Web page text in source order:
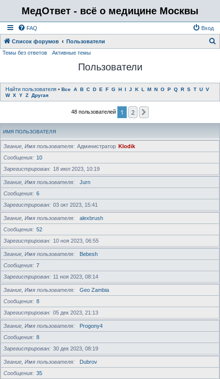
МедОтвет - всё о медицине Москвы
FAQ Вход
Список форумов Пользователи
Темы без ответов Активные темы
Пользователи
Найти пользователя • Все A B C D E F G H I J K L M N O P Q R S T U V
W X Y Z Другая
48 пользователей 1 2
ИМЯ ПОЛЬЗОВАТЕЛЯ
Звание, Имя пользователя Администратор Klodik
Сообщения
10
Зарегистрирован
18 июл 2023, 10:19
Звание, Имя пользователя
Jurn
Сообщения
6
Зарегистрирован
03 окт 2023, 15:41
Звание, Имя пользователя
alexbrush
Сообщения
52
Зарегистрирован
10 ноя 2023, 06:55
Звание, Имя пользователя
Bebesh
Сообщения
7
Зарегистрирован
11 ноя 2023, 08:14
Звание, Имя пользователя
Geo Zambia
Сообщения
8
Зарегистрирован
05 дек 2023, 21:13
Звание, Имя пользователя
Progony4
Сообщения
8
Зарегистрирован
30 дек 2023, 08:19
Звание, Имя пользователя
Dubrov
Сообщения
35